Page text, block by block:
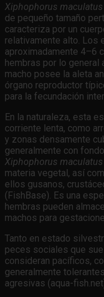
Xiphophorus maculatus
de pequeño tamaño
caracteriza por un
relativamente alto. Los
aproximadamente 4–6
hembras por lo general
macho posee la aleta
órgano reproductor
para la fecundación
En la naturaleza, esta
corriente lenta, como
y zonas densamente
generalmente con
Xiphophorus maculatus
materia vegetal, así
ellos gusanos,
(FishBase). Es una
hembras pueden
machos para
Tanto en estado
peces sociales que
consideran pacíficos,
generalmente
agresivas (aqua-